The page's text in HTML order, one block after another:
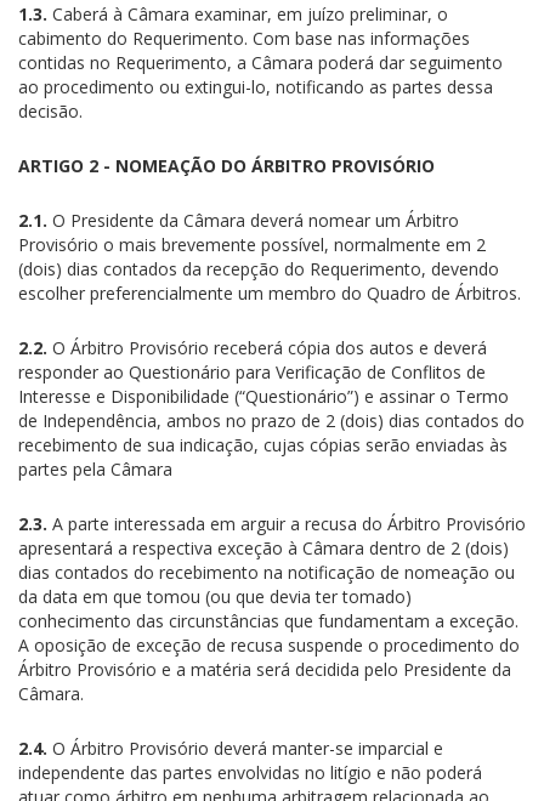
1.3. Caberá à Câmara examinar, em juízo preliminar, o
cabimento do Requerimento. Com base nas informações
contidas no Requerimento, a Câmara poderá dar seguimento
ao procedimento ou extingui-lo, notificando as partes dessa
decisão.
ARTIGO 2 - NOMEAÇÃO DO ÁRBITRO PROVISÓRIO
2.1. O Presidente da Câmara deverá nomear um Árbitro
Provisório o mais brevemente possível, normalmente em 2
(dois) dias contados da recepção do Requerimento, devendo
escolher preferencialmente um membro do Quadro de Árbitros.
2.2. O Árbitro Provisório receberá cópia dos autos e deverá
responder ao Questionário para Verificação de Conflitos de
Interesse e Disponibilidade (“Questionário”) e assinar o Termo
de Independência, ambos no prazo de 2 (dois) dias contados do
recebimento de sua indicação, cujas cópias serão enviadas às
partes pela Câmara
2.3. A parte interessada em arguir a recusa do Árbitro Provisório
apresentará a respectiva exceção à Câmara dentro de 2 (dois)
dias contados do recebimento na notificação de nomeação ou
da data em que tomou (ou que devia ter tomado)
conhecimento das circunstâncias que fundamentam a exceção.
A oposição de exceção de recusa suspende o procedimento do
Árbitro Provisório e a matéria será decidida pelo Presidente da
Câmara.
2.4. O Árbitro Provisório deverá manter-se imparcial e
independente das partes envolvidas no litígio e não poderá